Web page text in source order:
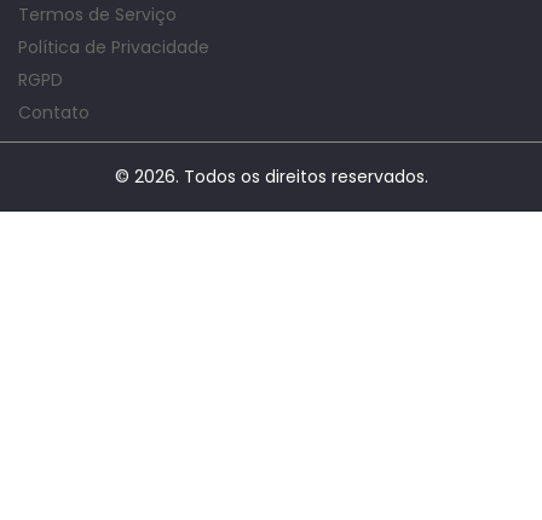
Termos de Serviço
Política de Privacidade
RGPD
Contato
© 2026. Todos os direitos reservados.